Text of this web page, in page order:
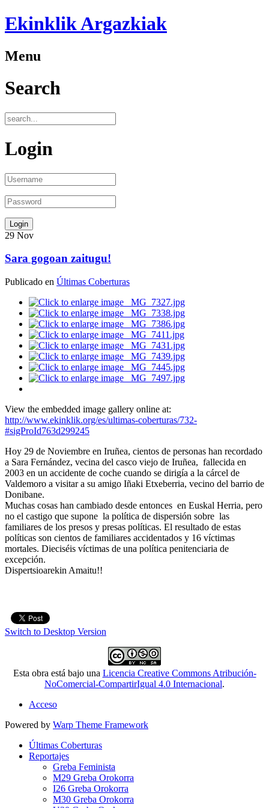
Ekinklik Argazkiak
Menu
Search
Login
29 Nov
Sara gogoan zaitugu!
Publicado en Últimas Coberturas
View the embedded image gallery online at:
http://www.ekinklik.org/es/ultimas-coberturas/732-
#sigProId763d299245
Hoy 29 de Noviembre en Iruñea, cientos de personas han recordado
a Sara Fernández, vecina del casco viejo de Iruñea, fallecida en
2003 en un accidente de coche cuando se dirigía a la cárcel de
Valdemoro a visitar a su amigo Iñaki Etxeberria, vecino del barrio de
Donibane.
Muchas cosas han cambiado desde entonces en Euskal Herria, pero
no el castigo que supone la política de dispersión sobre las
familiares de los presos y presas políticas. El resultado de estas
políticas son cientos de familiares accidentados y 16 víctimas
mortales. Dieciséis víctimas de una política penitenciaria de
excepción.
Dispertsioarekin Amaitu!!
Switch to Desktop Version
Esta obra está bajo una Licencia Creative Commons Atribución-
NoComercial-CompartirIgual 4.0 Internacional.
Acceso
Powered by Warp Theme Framework
Últimas Coberturas
Reportajes
Greba Feminista
M29 Greba Orokorra
I26 Greba Orokorra
M30 Greba Orokorra